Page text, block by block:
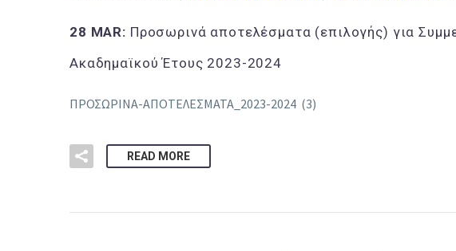
28 MAR: Προσωρινά αποτελέσματα (επιλογής) για
Ακαδημαϊκού Έτους 2023-2024
ΠΡΟΣΩΡΙΝΑ-ΑΠΟΤΕΛΕΣΜΑΤΑ_2023-2024 (3)
READ MORE